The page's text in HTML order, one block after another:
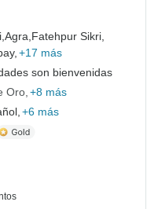
Agra,Fatehpur Sikri,
+17 más
son bienvenidas
Oro +8 más
+6 más